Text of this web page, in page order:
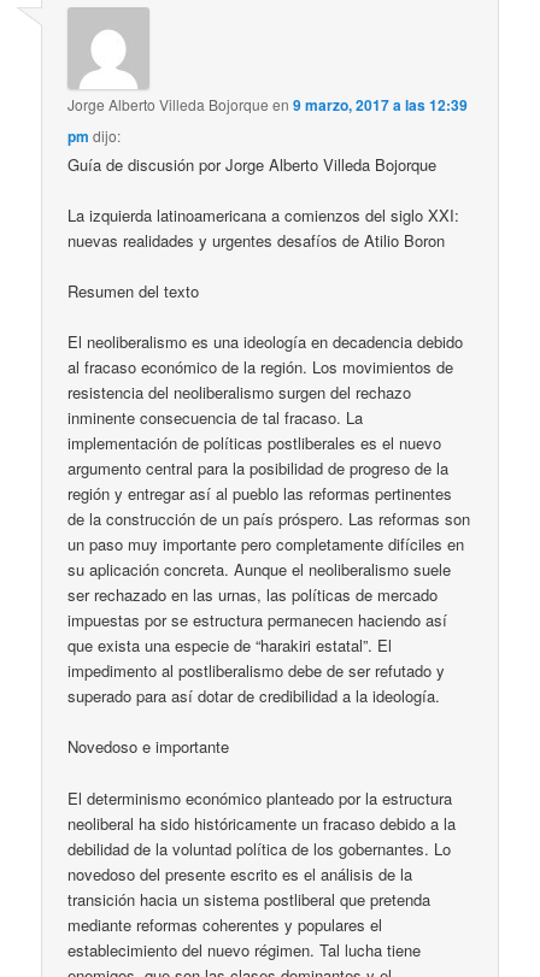
Jorge Alberto Villeda Bojorque en9 marzo, 2017 a las 12:39
pm dijo:
Guía de discusión por Jorge Alberto Villeda Bojorque
La izquierda latinoamericana a comienzos del siglo XXI:
nuevas realidades y urgentes desafíos de Atilio Boron
Resumen del texto
El neoliberalismo es una ideología en decadencia debido
al fracaso económico de la región. Los movimientos de
resistencia del neoliberalismo surgen del rechazo
inminente consecuencia de tal fracaso. La
implementación de políticas postliberales es el nuevo
argumento central para la posibilidad de progreso de la
región y entregar así al pueblo las reformas pertinentes
de la construcción de un país próspero. Las reformas son
un paso muy importante pero completamente difíciles en
su aplicación concreta. Aunque el neoliberalismo suele
ser rechazado en las urnas, las políticas de mercado
impuestas por se estructura permanecen haciendo así
que exista una especie de “harakiri estatal”. El
impedimento al postliberalismo debe de ser refutado y
superado para así dotar de credibilidad a la ideología.
Novedoso e importante
El determinismo económico planteado por la estructura
neoliberal ha sido históricamente un fracaso debido a la
debilidad de la voluntad política de los gobernantes. Lo
novedoso del presente escrito es el análisis de la
transición hacia un sistema postliberal que pretenda
mediante reformas coherentes y populares el
establecimiento del nuevo régimen. Tal lucha tiene